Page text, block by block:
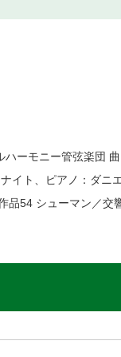
ルハーモニー管弦
、ピアノ：ダニエ
品54 シューマン／交